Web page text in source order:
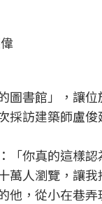
圖書館」，讓
訪建築師盧俊
「你真的這樣
萬人瀏覽，讓
他，從小在巷